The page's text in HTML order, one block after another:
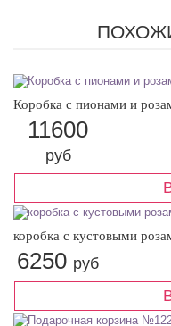
Коробка с пионами и
11600
руб
коробка с кустовыми
6250 руб